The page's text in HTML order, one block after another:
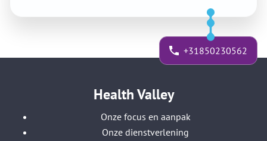
+31850230562
Health Valley
Onze focus en aanpak
Onze dienstverlening